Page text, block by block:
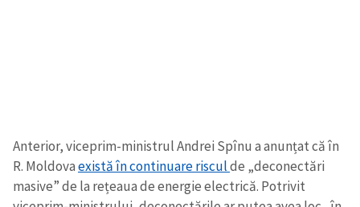
Anterior, viceprim-ministrul Andrei Spînu a anunțat că în
R. Moldovaexistă în continuare risculde „deconectări
masive” de la rețeaua de energie electrică. Potrivit